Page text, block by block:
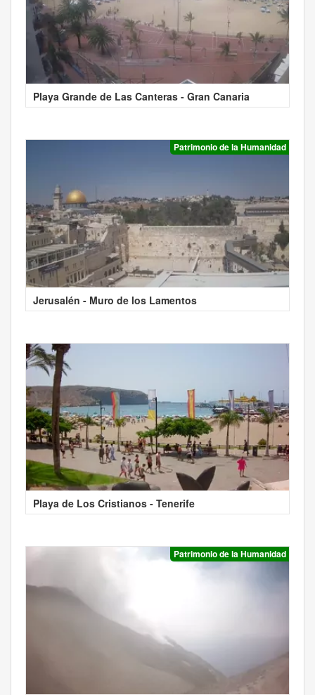
Playa Grande de Las Canteras - Gran Canaria
Patrimonio de la Humanidad
Jerusalén - Muro de los Lamentos
Playa de Los Cristianos - Tenerife
Patrimonio de la Humanidad